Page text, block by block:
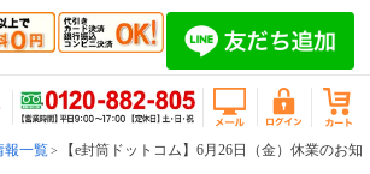
報一覧
【e封筒ドットコム】6月26日（金）休業のお知